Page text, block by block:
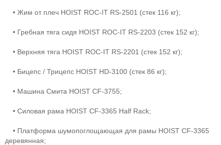
• Жим от плеч HOIST ROC-IT RS-2501 (стек 116 кг);
• Гребная тяга сидя HOIST ROC-IT RS-2203 (стек 152 кг);
• Верхняя тяга HOIST ROC-IT RS-2201 (стек 152 кг);
• Бицепс / Трицепс HOIST HD-3100 (стек 86 кг);
• Машина Смита HOIST CF-3755;
• Силовая рама HOIST CF-3365 Half Rack;
• Платформа шумопоглощающая для рамы HOIST CF-3365
деревянная;